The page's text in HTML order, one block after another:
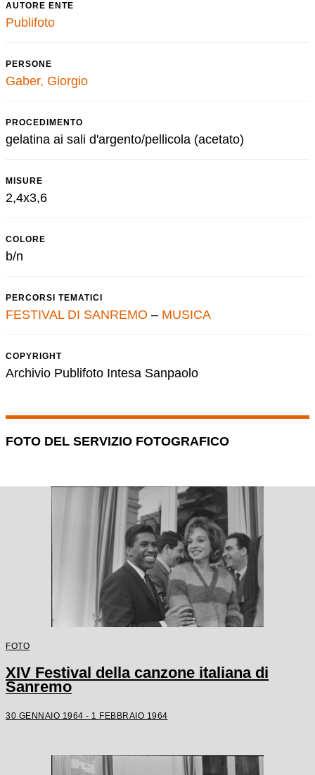
AUTORE ENTE
Publifoto
PERSONE
Gaber, Giorgio
PROCEDIMENTO
gelatina ai sali d'argento/pellicola (acetato)
MISURE
2,4x3,6
COLORE
b/n
PERCORSI TEMATICI
FESTIVAL DI SANREMO – MUSICA
COPYRIGHT
Archivio Publifoto Intesa Sanpaolo
FOTO DEL SERVIZIO FOTOGRAFICO
FOTO
XIV Festival della canzone italiana di
Sanremo
30 GENNAIO 1964 - 1 FEBBRAIO 1964